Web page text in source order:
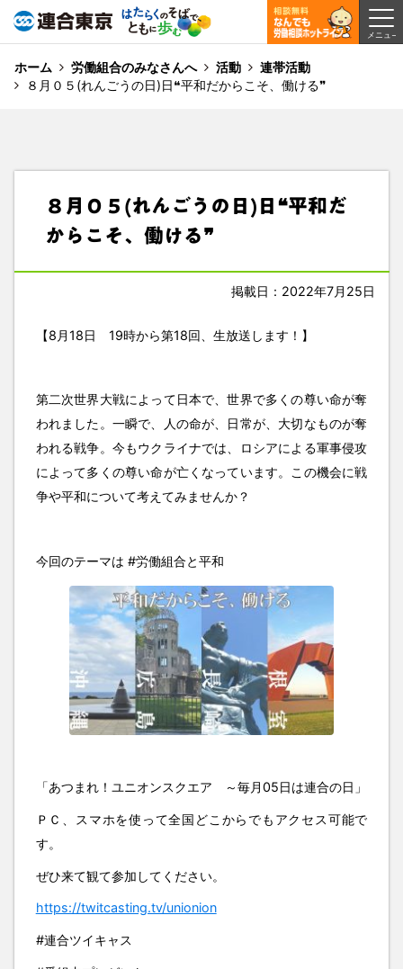
ホーム 労働組合のみなさんへ 活動
連帯活動
８月０５(れんごうの日)日❝平和だからこそ、働ける❞
８月０５(れんごうの日)日❝平和だ
からこそ、働ける❞
掲載日：2022年7月25日
【8月18日 19時から第18回、生放送します！】
第二次世界大戦によって日本で、世界で多くの尊い命が奪
われました。一瞬で、人の命が、日常が、大切なものが奪
われる戦争。今もウクライナでは、ロシアによる軍事侵攻
によって多くの尊い命が亡くなっています。この機会に戦
争や平和について考えてみませんか？
今回のテーマは #労働組合と平和
「あつまれ！ユニオンスクエア ～毎月05日は連合の日」
ＰＣ、スマホを使って全国どこからでもアクセス可能で
す。
ぜひ来て観て参加してください。
https://twitcasting.tv/unionion
#連合ツイキャス